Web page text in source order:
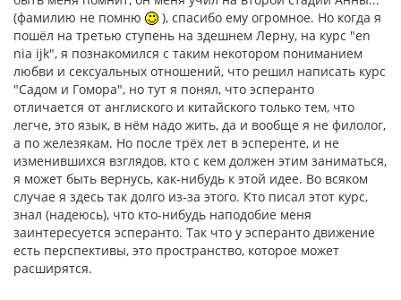
(фамилию не помню
), спасибо ему огромное. Но когда я
пошёл на третью ступень на здешнем Лерну, на курс "en
nia ijk", я познакомился с таким некотором пониманием
любви и сексуальных отношений, что решил написать курс
"Садом и Гомора", но тут я понял, что эсперанто
отличается от англиского и китайского только тем, что
легче, это язык, в нём надо жить, да и вообще я не филолог,
а по железякам. Но после трёх лет в эсперенте, и не
изменившихся взглядов, кто с кем должен этим заниматься,
я может быть вернусь, как-нибудь к этой идее. Во всяком
случае я здесь так долго из-за этого. Кто писал этот курс,
знал (надеюсь), что кто-нибудь наподобие меня
заинтересуется эсперанто. Так что у эсперанто движение
есть перспективы, это пространство, которое может
расширятся.